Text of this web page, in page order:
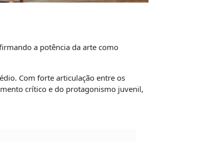
a potência da arte como
Com forte articulação entre os
crítico e do protagonismo juvenil,